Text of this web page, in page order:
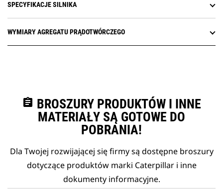
SPECYFIKACJE SILNIKA
WYMIARY AGREGATU PRĄDOTWÓRCZEGO
assignment BROSZURY PRODUKTÓW I INNE
MATERIAŁY SĄ GOTOWE DO
POBRANIA!
Dla Twojej rozwijającej się firmy są dostępne broszury
dotyczące produktów marki Caterpillar i inne
dokumenty informacyjne.